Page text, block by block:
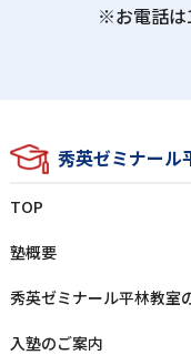
※お電話は
秀英ゼミナール
TOP
塾概要
秀英ゼミナール平林教室
⼊塾のご案内